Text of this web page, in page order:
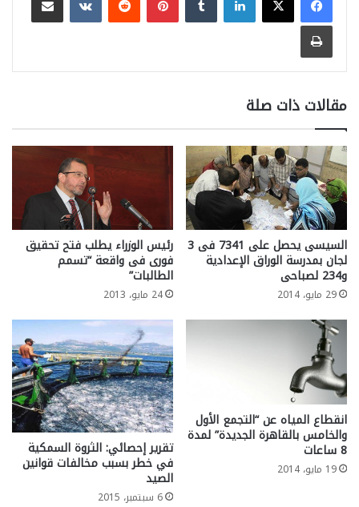
طباعة
مقالات ذات صلة
السيسى يحصل على 7341 فى 3
لجان بمدرسة الوراق الإعدادية
و234 لصباحى
29 مايو، 2014
رئيس الوزراء يطلب فتح تحقيق
فورى فى واقعة “تسمم
الطالبات”
24 مايو، 2013
انقطاع المياه عن “التجمع الأول
والخامس بالقاهرة الجديدة” لمدة
8 ساعات
19 مايو، 2014
تقرير إحصائي: الثروة السمكية
في خطر بسبب مخالفات قوانين
الصيد
6 سبتمبر، 2015